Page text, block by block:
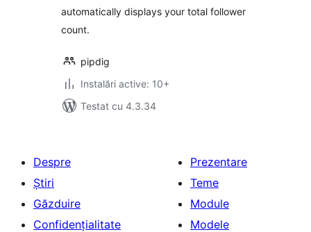
automatically displays your total follower
count.
pipdig
Instalări active: 10+
Testat cu 4.3.34
Despre
Știri
Găzduire
Confidențialitate
Prezentare
Teme
Module
Modele